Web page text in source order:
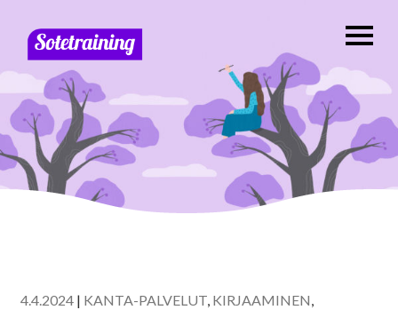
4.4.2024 | KANTA-PALVELUT, KIRJAAMINEN,